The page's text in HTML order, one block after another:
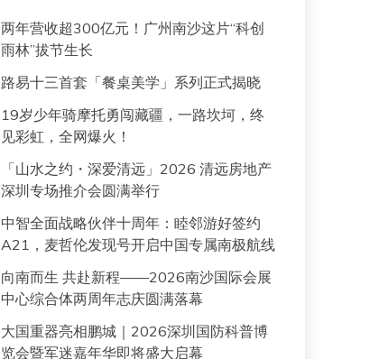
两年营收超300亿元！广州南沙这片“科创
雨林”拔节生长
路易十三首套「餐桌美学」系列正式揭晓
19岁少年骑摩托勇闯藏疆，一路坎坷，终
见彩虹，全网爆火！
「山水之约・深爱清远」2026 清远房地产
深圳专场推介会圆满举行
中智全面战略伙伴十周年：睦邻游好签约
A21，麦哲伦发现号开启中国专属南极航线
向南而生 共赴新程——2026南沙国际会展
中心综合体两周年志庆圆满落幕
大国重器亮相鹏城｜2026深圳国防科普博
览会暨军迷嘉年华即将盛大启幕